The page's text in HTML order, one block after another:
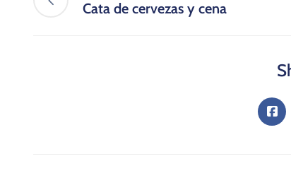
Cata de cervezas y cena